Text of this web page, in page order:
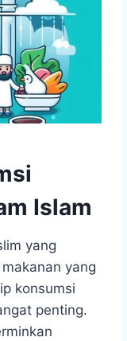
Islam
yang
yang
konsumsi
penting.